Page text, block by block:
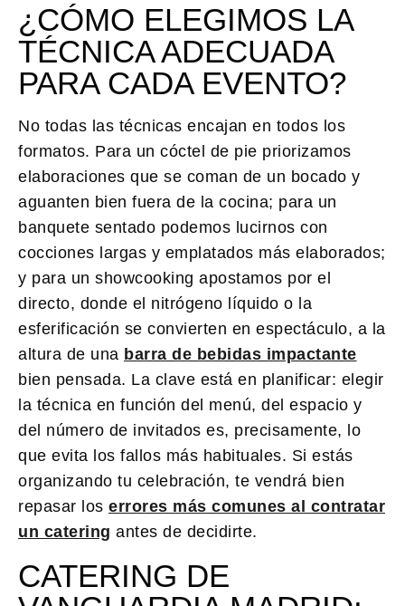
¿CÓMO ELEGIMOS LA
TÉCNICA ADECUADA
PARA CADA EVENTO?
No todas las técnicas encajan en todos los
formatos. Para un cóctel de pie priorizamos
elaboraciones que se coman de un bocado y
aguanten bien fuera de la cocina; para un
banquete sentado podemos lucirnos con
cocciones largas y emplatados más elaborados;
y para un showcooking apostamos por el
directo, donde el nitrógeno líquido o la
esferificación se convierten en espectáculo, a la
altura de una barra de bebidas impactante
bien pensada. La clave está en planificar: elegir
la técnica en función del menú, del espacio y
del número de invitados es, precisamente, lo
que evita los fallos más habituales. Si estás
organizando tu celebración, te vendrá bien
repasar los errores más comunes al contratar
un catering antes de decidirte.
CATERING DE